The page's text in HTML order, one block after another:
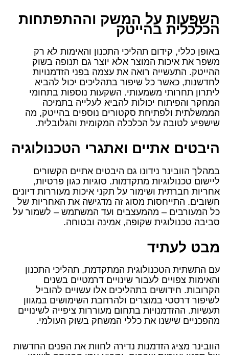
השפעות על המשק וההתפתחות
הכלכלית בהייטק
באופן כללי, קידום תהליכי התכנון והאימות לא רק
משפר את איכות המוצר אלא יוצר גם תנופה בשוק
ההייטק. התעשייה רואה את עצמה בפני הזדמנויות
לחדשנות, כאשר כל שיפור בתהליכים יכול להביא
ליתרון תחרותי משמעותי. השקעות נוספות בתחומי
המחקר והפיתוח יכולות להביא לעלייה בתמיכה
הממשלתית ולפתיחת סקטורים נוספים בהייטק, מה
שישפיע לטובה על הכלכלה המקומית והגלובלית.
היבטים אתיים ואתגרי הטכנולוגיה
במהלך הוובינר נידונו גם היבטים אתיים הקשורים
ליישום טכנולוגיות מתקדמות. סוגיות כגון פרטיות,
אחריות חברתית ושימור על תקני איכות מעוררות דיונים
חשובים. התייחסות מסוג זה מדגישה את האחריות של
כל המעורבים – מהמעצבים ועד המשתמש – לשמור על
סביבה טכנולוגית שקופה, אמינה ובטוחה.
מבט לעתיד
עם התשתית הטכנולוגית המתקדמת, תהליכי התכנון
והאימות צפויים לעבור שינויים דרמטיים בשנים
הקרובות. חידושים בתהליכים אלו עשויים להוביל
לשיפור דרסטי במוצרים ולהרחבת השימושים במגוון
תעשיות. ההזדמנויות בתחום מעוררות ציפייה לשינויים
מהפכניים שישנו את כללי המשחק בשוק העולמי.
הוובינר מציג הזדמנות נדירה לחוות את הפנים החדשות